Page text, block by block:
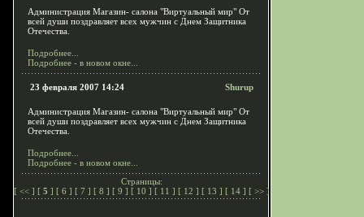
Администрация Магазин- салона "Виртуальный мир" От
всей души поздравляет всех мужчин с Днем Защитника
Отечества.
Подробнее...
Подробнее - в новом окне...
23 февраля 2007 14:24 Shurup
Администрация Магазин- салона "Виртуальный мир" От
всей души поздравляет всех мужчин с Днем Защитника
Отечества.
Подробнее...
Подробнее - в новом окне...
Страницы:
[ << ] [ 5 ] [ 6 ] [ 7 ] [ 8 ] [ 9 ] [ 10 ] [ 11 ] [ 12 ] [ 13 ] [ 14 ] [ >> ]